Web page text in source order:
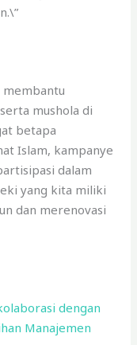
membantu
mushola di
betapa
Islam, kampanye
dalam
yang kita miliki
dan merenovasi
dengan
Manajemen